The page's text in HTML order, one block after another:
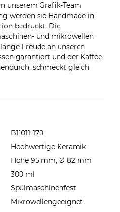
unserem Grafik-Team
werden sie Handmade in
bedruckt. Die
und mikrowellen
Freude an unseren
garantiert und der Kaffee
schmeckt gleich
B11011-170
Hochwertige Keramik
Höhe 95 mm, Ø 82 mm
300 ml
Spülmaschinenfest
Mikrowellengeeignet